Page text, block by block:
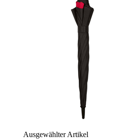
Ausgewählter Artikel